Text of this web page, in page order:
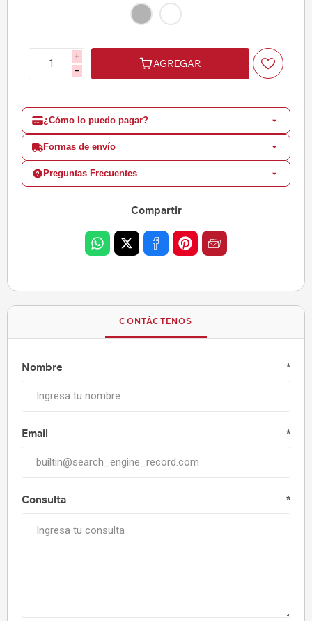
i
h
AGREGAR
¿Cómo lo puedo pagar?
Formas de envío
Preguntas Frecuentes
Compartir
CONTÁCTENOS
Nombre *
Email *
Consulta *